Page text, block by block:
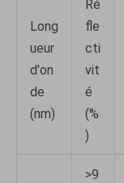
Long
ueur
d'on
de
(nm)
Ré
fle
cti
vit
é
(%
)
>9